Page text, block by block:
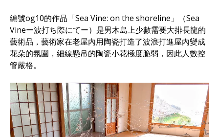
編號og10的作品「Sea Vine: on the shoreline」（Sea
Vineー波打ち際にてー）是男木島上少數需要大排長龍的
藝術品，藝術家在老屋內用陶瓷打造了波浪打進屋內變成
花朵的氛圍，細線懸吊的陶瓷小花極度脆弱，因此人數控
管嚴格。